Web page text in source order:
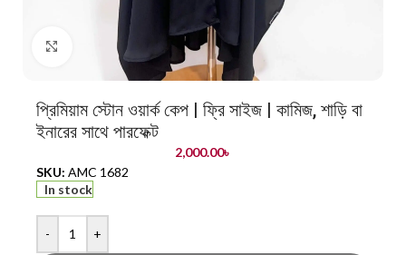
Click to enlarge
প্রিমিয়াম স্টোন ওয়ার্ক কেপ | ফ্রি সাইজ | কামিজ, শাড়ি বা
ইনারের সাথে পারফেক্ট
2,000.00৳
SKU: AMC 1682
In stock
- +